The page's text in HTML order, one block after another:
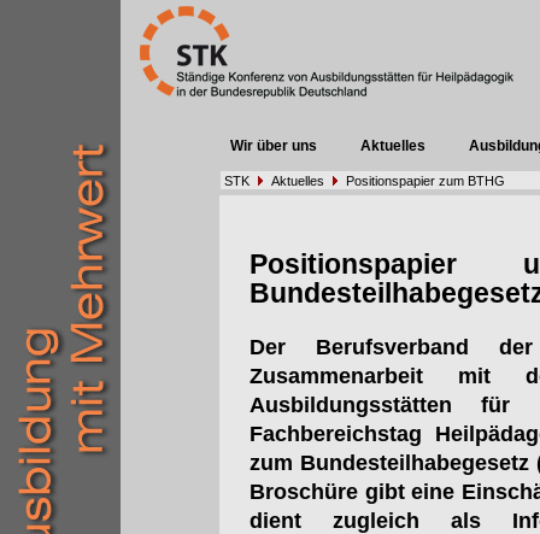
Wir über uns Aktuelles
STK Aktuelles Positionspapier zum BTHG
Der Berufsverband
Zusammenarbeit mit
Ausbildungsstätten
Fachbereichstag
zum
Broschüre gibt eine
dient zugleich als